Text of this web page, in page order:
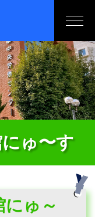
ゅ〜す
ゅ～